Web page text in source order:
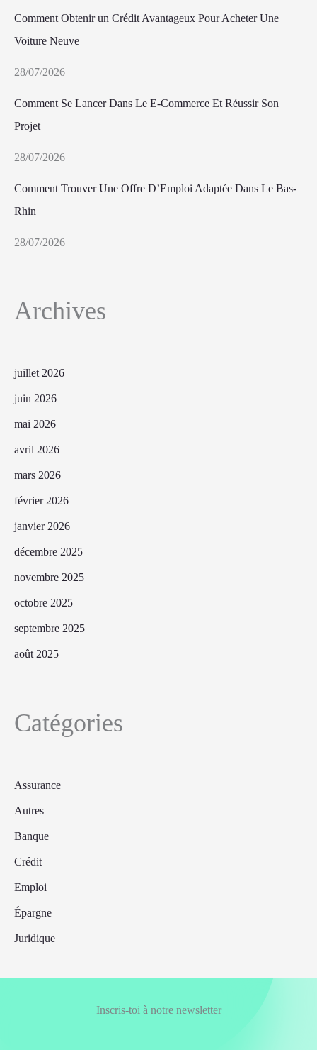
Comment Obtenir un Crédit Avantageux Pour Acheter Une
Voiture Neuve
28/07/2026
Comment Se Lancer Dans Le E-Commerce Et Réussir Son
Projet
28/07/2026
Comment Trouver Une Offre D’Emploi Adaptée Dans Le Bas-
Rhin
28/07/2026
Archives
juillet 2026
juin 2026
mai 2026
avril 2026
mars 2026
février 2026
janvier 2026
décembre 2025
novembre 2025
octobre 2025
septembre 2025
août 2025
Catégories
Assurance
Autres
Banque
Crédit
Emploi
Épargne
Juridique
Inscris-toi à notre newsletter